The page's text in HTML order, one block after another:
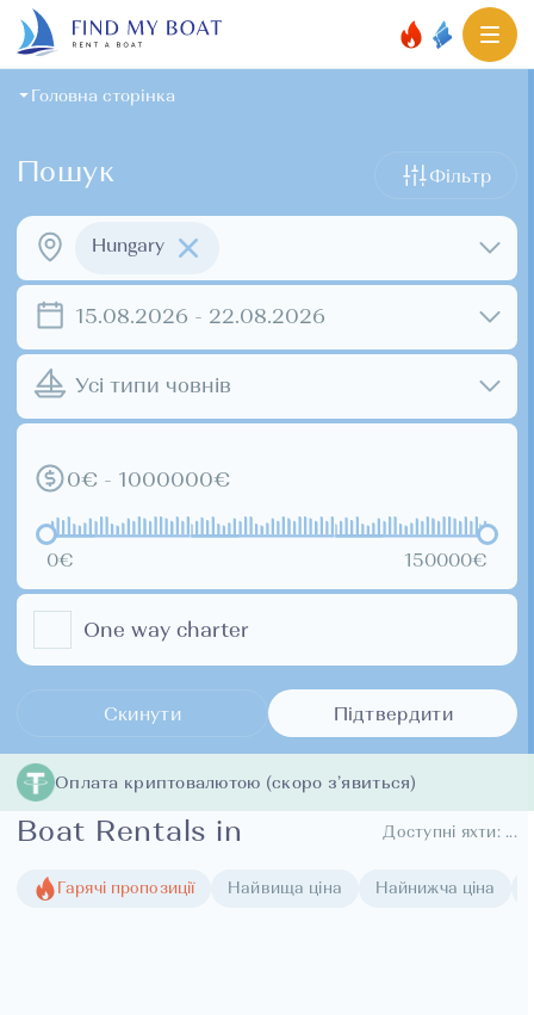
Головна сторінка
Пошук Фільтр
Hungary
15.08.2026 - 22.08.2026
Усі типи човнів
0€ - 1000000€
0€ 150000€
One way charter
Скинути Підтвердити
Boat Rentals in Доступні яхти:
Оплата криптовалютою (скоро з’явиться)
Гарячі пропозиції Найвища ціна Найнижча ціна